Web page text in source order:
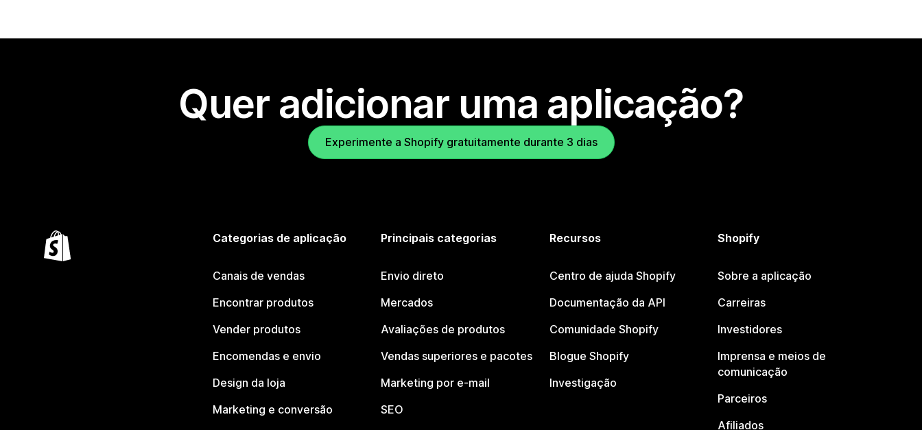
Quer adicionar uma aplicação?
Experimente a Shopify gratuitamente durante 3 dias
Categorias de aplicação
Canais de vendas
Encontrar produtos
Vender produtos
Encomendas e envio
Design da loja
Marketing e conversão
Principais categorias
Envio direto
Mercados
Avaliações de produtos
Vendas superiores e pacotes
Marketing por e-mail
SEO
Recursos
Centro de ajuda Shopify
Documentação da API
Comunidade Shopify
Blogue Shopify
Investigação
Shopify
Sobre a aplicação
Carreiras
Investidores
Imprensa e meios de
comunicação
Parceiros
Afiliados